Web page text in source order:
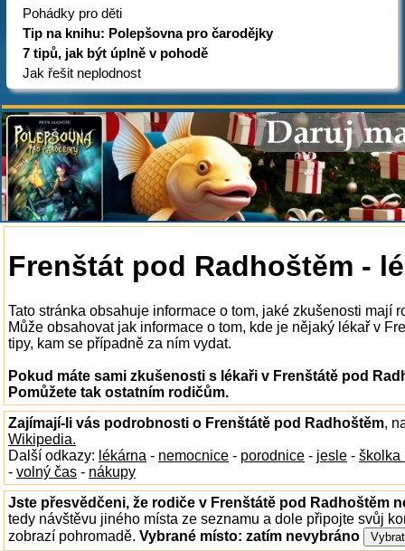
Pohádky pro děti
Tip na knihu: Polepšovna pro čarodějky
7 tipů, jak být úplně v pohodě
Jak řešit neplodnost
Frenštát pod Radhoštěm -
Tato stránka obsahuje informace o tom, jaké zkušenosti mají
Může obsahovat jak informace o tom, kde je nějaký lékař v
tipy, kam se případně za ním vydat.
Pokud máte sami zkušenosti s lékaři v Frenštátě pod
Pomůžete tak ostatním rodičům.
Zajímají-li vás podrobnosti o Frenštátě pod Radhoštěm,
Wikipedia.
Další odkazy: lékárna - nemocnice - porodnice - jesle - školka
- volný čas - nákupy
Jste přesvědčeni, že rodiče v Frenštátě pod Radhoštěm
tedy návštěvu jiného místa ze seznamu a dole připojte svůj
zobrazí pohromadě. Vybrané místo: zatím nevybráno